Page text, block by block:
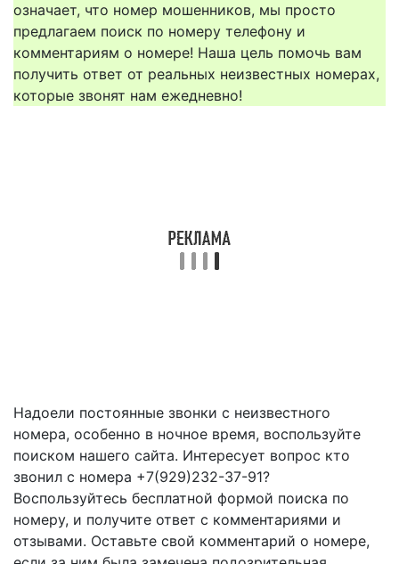
означает, что номер мошенников, мы просто
предлагаем поиск по номеру телефону и
комментариям о номере! Наша цель помочь вам
получить ответ от реальных неизвестных номерах,
которые звонят нам ежедневно!
Надоели постоянные звонки с неизвестного
номера, особенно в ночное время, воспользуйте
поиском нашего сайта. Интересует вопрос кто
звонил с номера +7(929)232-37-91?
Воспользуйтесь бесплатной формой поиска по
номеру, и получите ответ с комментариями и
отзывами. Оставьте свой комментарий о номере,